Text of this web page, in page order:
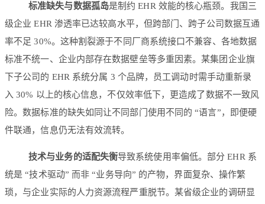
标准缺失与数据孤岛是制约 EHR 效能的核心瓶颈。我国三
级企业 EHR 渗透率已达较高水平，但跨部门、跨子公司数据互通
率不足 30%。这种割裂源于不同厂商系统接口不兼容、各地数据
标准不统一、企业内部存在数据壁垒等多重因素。某集团企业旗
下子公司的 EHR 系统分属 3 个品牌，员工调动时需手动重新录
入 30% 以上的核心信息，不仅效率低下，更造成了数据不一致风
险。数据标准的缺失如同让不同部门使用不同的 “语言”，即便硬
件联通，信息仍无法有效流转。
技术与业务的适配失衡导致系统使用率偏低。部分 EHR 系
统是 “技术驱动” 而非 “业务导向” 的产物，界面复杂、操作繁
琐，与企业实际的人力资源流程严重脱节。某省级企业的调研显